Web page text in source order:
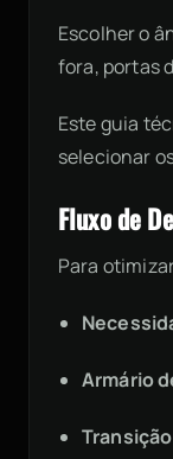
Escolher o
fora, portas
Este guia
selecionar
Fluxo de
Para
Armário